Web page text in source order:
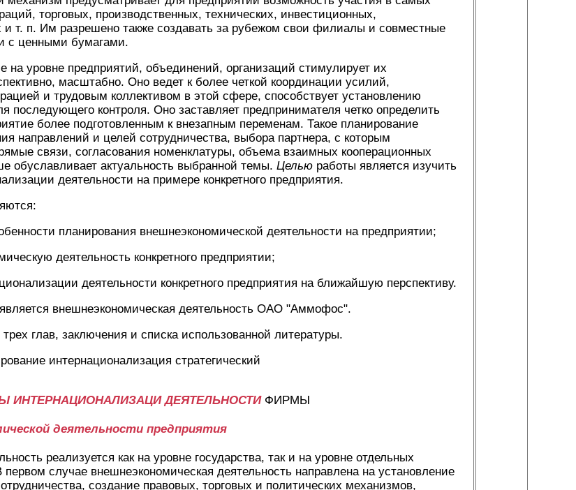
торговых, производственных, технических, инвестиционных,
и т. п. Им разрешено также создавать за рубежом свои филиалы и совместные
с ценными бумагами.
на уровне предприятий, объединений, организаций стимулирует их
масштабно. Оно ведет к более четкой координации усилий,
и трудовым коллективом в этой сфере, способствует установлению
последующего контроля. Оно заставляет предпринимателя четко определить
более подготовленным к внезапным переменам. Такое планирование
направлений и целей сотрудничества, выбора партнера, с которым
связи, согласования номенклатуры, объема взаимных кооперационных
обуславливает актуальность выбранной темы. Целью работы является изучить
деятельности на примере конкретного предприятия.
планирования внешнеэкономической деятельности на предприятии;
деятельность конкретного предприятии;
деятельности конкретного предприятия на ближайшую перспективу.
внешнеэкономическая деятельность ОАО "Аммофос".
глав, заключения и списка использованной литературы.
интернационализация стратегический
ИНТЕРНАЦИОНАЛИЗАЦИ ДЕЯТЕЛЬНОСТИ ФИРМЫ
деятельности предприятия
реализуется как на уровне государства, так и на уровне отдельных
случае внешнеэкономическая деятельность направлена на установление
создание правовых, торговых и политических механизмов,